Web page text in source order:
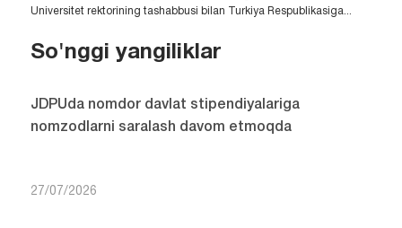
Universitet rektorining tashabbusi bilan Turkiya Respublikasiga...
So'nggi yangiliklar
JDPUda nomdor davlat stipendiyalariga
nomzodlarni saralash davom etmoqda
27/07/2026